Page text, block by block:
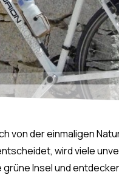
von der einmaligen
wird viele
Insel und